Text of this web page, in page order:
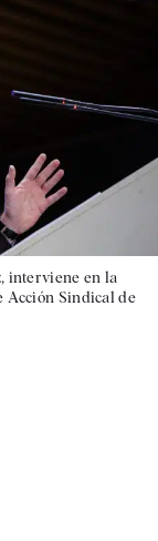
interviene en la
Acción Sindical de